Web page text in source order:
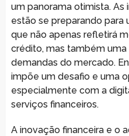
um panorama otimista. As
estão se preparando
que não apenas refletirá
crédito, mas também
demandas do mercado.
impõe um desafio e uma
especialmente com a
serviços financeiros.
A inovação financeira e o